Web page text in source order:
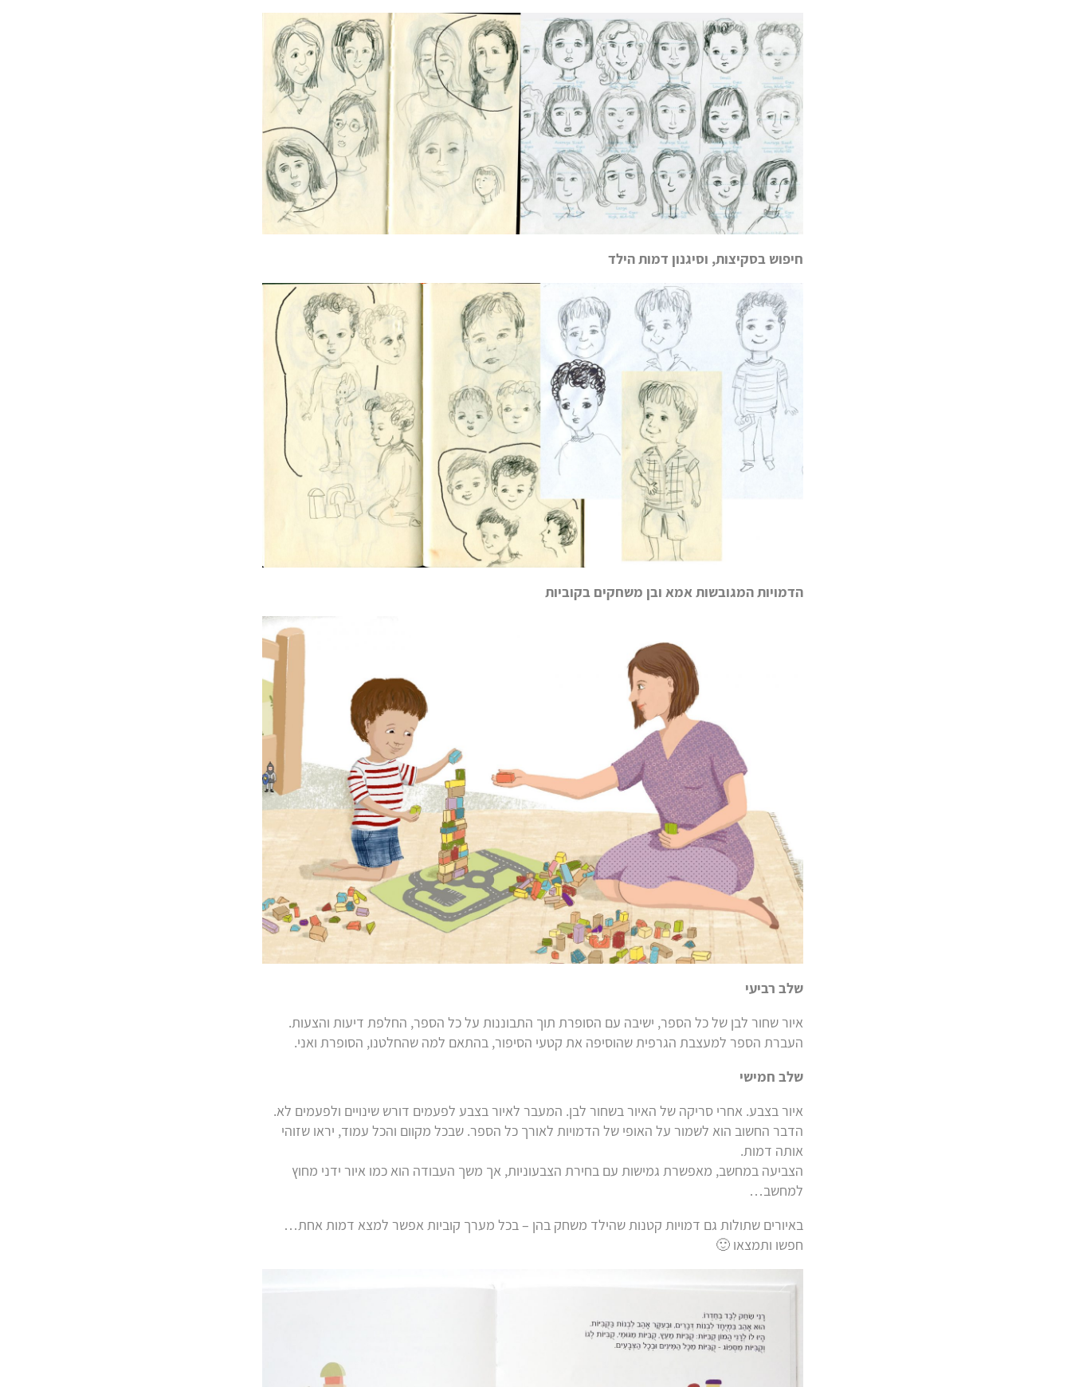
חיפוש בסקיצות, וסיגנון דמות הילד
הדמויות המגובשות אמא ובן משחקים בקוביות
שלב רביעי
איור שחור לבן של כל הספר, ישיבה עם הסופרת תוך התבוננות על כל הספר, החלפת דיעות והצעות.
העברת הספר למעצבת הגרפית שהוסיפה את קטעי הסיפור, בהתאם למה שהחלטנו, הסופרת ואני.
שלב חמישי
איור בצבע. אחרי סריקה של האיור בשחור לבן. המעבר לאיור בצבע לפעמים דורש שינויים ולפעמים לא.
הדבר החשוב הוא לשמור על האופי של הדמויות לאורך כל הספר. שבכל מקוום והכל עמוד, יראו שזוהי
אותה דמות.
הצביעה במחשב, מאפשרת גמישות עם בחירת הצבעוניות, אך משך העבודה הוא כמו איור ידני מחוץ
למחשב…
באיורים שתולות גם דמויות קטנות שהילד משחק בהן – בכל מערך קוביות אפשר למצא דמות אחת…
חפשו ותמצאו 🙂